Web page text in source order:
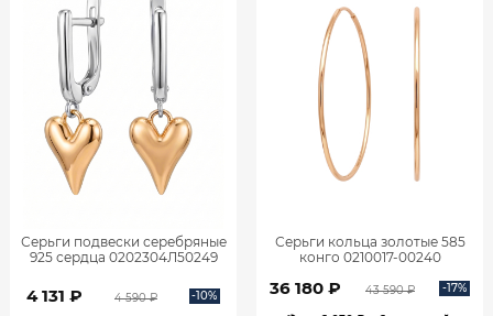
Серьги подвески серебряные
925 сердца 0202304Л50249
4 131 ₽ 4 590 ₽ -10%
Серьги кольца золотые 585
конго 0210017-00240
36 180 ₽ 43 590 ₽ -17%